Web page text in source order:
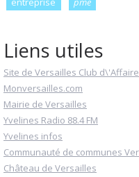
Liens utiles
Site de Versailles Club
Monversailles.com
Mairie de Versailles
Yvelines Radio 88.4 FM
Yvelines infos
Communauté de communes
Château de Versailles